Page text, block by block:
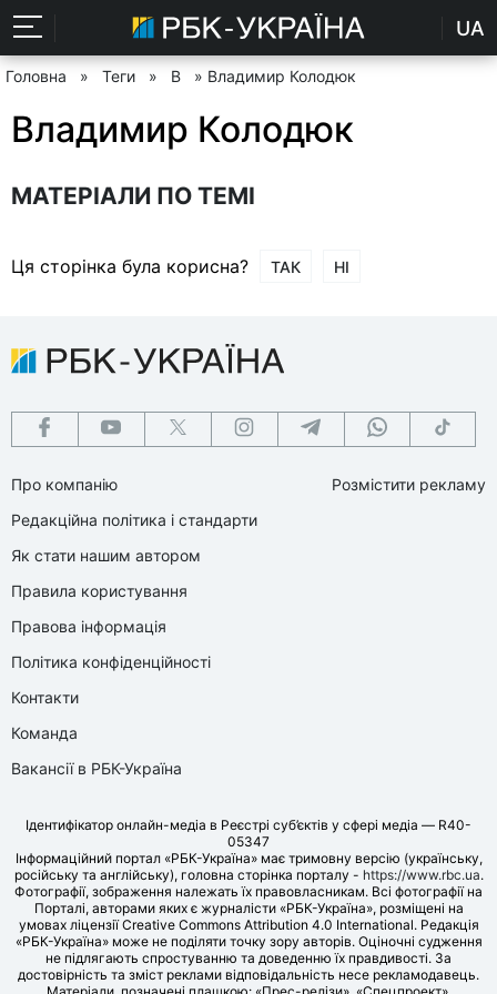
UA
Головна » Теги » В » Владимир Колодюк
Владимир Колодюк
МАТЕРІАЛИ ПО ТЕМІ
Ця сторінка була корисна? ТАК НІ
Про компанію
Редакційна політика і стандарти
Як стати нашим автором
Правила користування
Правова інформація
Політика конфіденційності
Контакти
Команда
Вакансії в РБК-Україна
Розмістити рекламу
Ідентифікатор онлайн-медіа в Реєстрі суб’єктів у сфері медіа — R40-
05347
Інформаційний портал «РБК-Україна» має тримовну версію (українську,
російську та англійську), головна сторінка порталу - https://www.rbc.ua.
Фотографії, зображення належать їх правовласникам. Всі фотографії на
Порталі, авторами яких є журналісти «РБК-Україна», розміщені на
умовах ліцензії Creative Commons Attribution 4.0 International. Редакція
«РБК-Україна» може не поділяти точку зору авторів. Оціночні судження
не підлягають спростуванню та доведенню їх правдивості. За
достовірність та зміст реклами відповідальність несе рекламодавець.